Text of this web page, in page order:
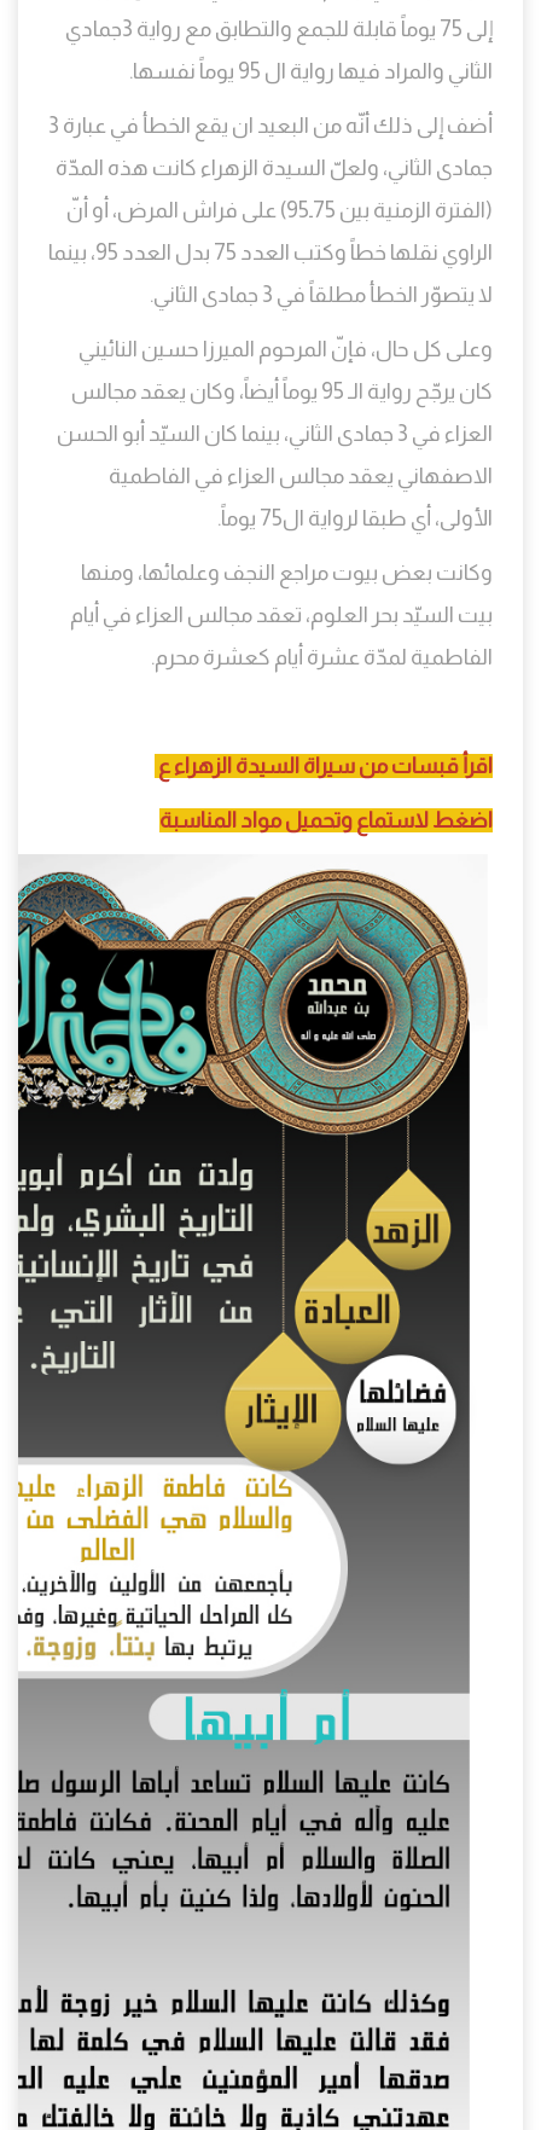
إلى 75 يوماً قابلة للجمع والتطابق مع رواية 3جمادي
الثاني والمراد فيها رواية ال 95 يوماً نفسها.
أضف إلى ذلك أنّه من البعيد ان يقع الخطأ في عبارة 3
جمادى الثاني، ولعلّ السيدة الزهراء كانت هذه المدّة
(الفترة الزمنية بين 75ـ95) على فراش المرض، أو أنّ
الراوي نقلها خطاً وكتب العدد 75 بدل العدد 95، بينما
لا يتصوّر الخطأ مطلقاً في 3 جمادى الثاني.
وعلى كل حال، فإنّ المرحوم الميرزا حسين النائيني
كان يرجّح رواية الـ 95 يوماً أيضاً، وكان يعقد مجالس
العزاء في 3 جمادى الثاني، بينما كان السيّد أبو الحسن
الاصفهاني يعقد مجالس العزاء في الفاطمية
الأولى، أي طبقا لرواية ال75 يوماً.
وكانت بعض بيوت مراجع النجف وعلمائها، ومنها
بيت السيّد بحر العلوم، تعقد مجالس العزاء في أيام
الفاطمية لمدّة عشرة أيام كعشرة محرم.
اقرأ قبسات من سيراة السيدة الزهراء ع
اضغط لاستماع وتحميل مواد المناسبة